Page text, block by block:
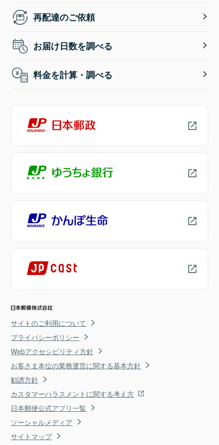
再配達のご依頼
お届け日数を調べる
料金を計算・調べる
サイトのご利用について
プライバシーポリシー
Webアクセシビリティ方針
お客さま本位の業務運営に関する基本方針
勧誘方針
カスタマーハラスメントに関する考え方
日本郵便公式アプリ一覧
ソーシャルメディア
サイトマップ